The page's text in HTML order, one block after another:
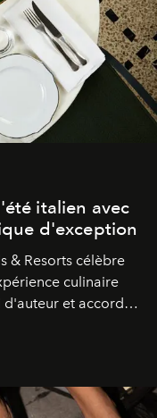
italien avec
d'exception
& Resorts célèbre
culinaire
et accords